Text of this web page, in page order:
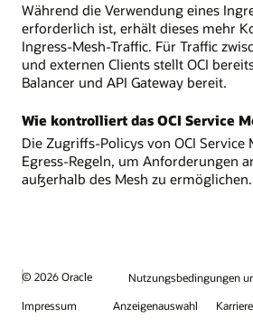
Während die Verwendung eines
erforderlich ist, erhält dieses mehr
Ingress-Mesh-Traffic. Für Traffic
und externen Clients stellt OCI
Balancer und API Gateway bereit.
Wie kontrolliert das OCI Service
Die Zugriffs-Policys von OCI Service
Egress-Regeln, um Anforderungen
außerhalb des Mesh zu ermöglichen.
© 2026 Oracle
Nutzungsbedingungen
Impressum
Anzeigenauswahl Karriere